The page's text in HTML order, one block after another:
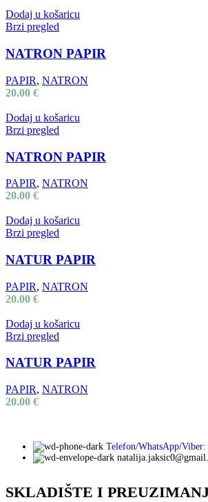
Dodaj u košaricu
Brzi pregled
NATRON PAPIR
PAPIR, NATRON
20.00 €
Dodaj u košaricu
Brzi pregled
NATRON PAPIR
PAPIR, NATRON
20.00 €
Dodaj u košaricu
Brzi pregled
NATUR PAPIR
PAPIR, NATRON
20.00 €
Dodaj u košaricu
Brzi pregled
NATUR PAPIR
PAPIR, NATRON
20.00 €
Telefon/WhatsApp/
SKLADIŠTE I